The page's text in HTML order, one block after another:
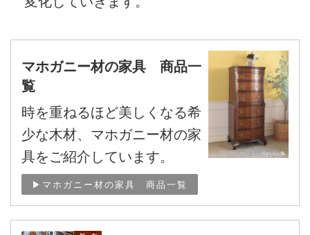
マホガニー材の家具 商品一
覧
時を重ねるほど美しくなる希
少な木材、マホガニー材の家
具をご紹介しています。
▶マホガニー材の家具 商品一覧